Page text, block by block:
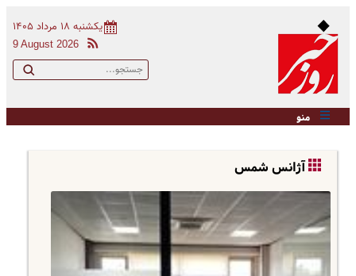
یکشنبه ۱۸ مرداد ۱۴۰۵
9 August 2026
منو
آژانس شمس